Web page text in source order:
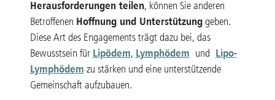
Herausforderungen teilen, können Sie anderen
Betroffenen Hoffnung und Unterstützunggeben.
Diese Art des Engagements trägt dazu bei, das
Bewusstsein für Lipödem, Lymphödem und Lipo-
Lymphödem zu stärken und eine unterstützende
Gemeinschaft aufzubauen.